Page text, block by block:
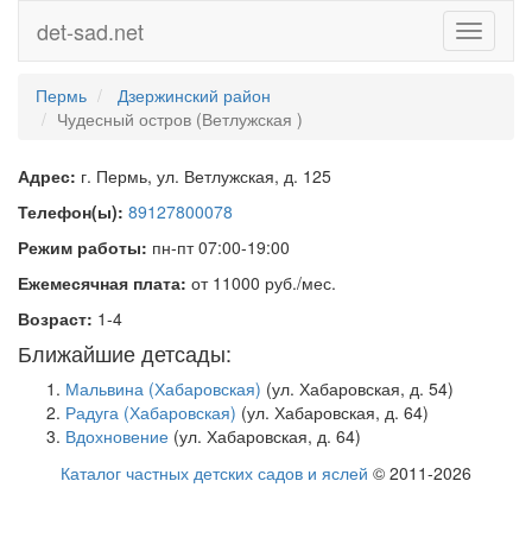
Toggle
det-sad.net
Пермь
Дзержинский район
Чудесный остров (Ветлужская )
Адрес: г. Пермь, ул. Ветлужская, д. 125
Телефон(ы): 89127800078
Режим работы: пн-пт 07:00-19:00
Ежемесячная плата: от 11000 руб./мес.
Возраст: 1-4
Ближайшие детсады:
Мальвина (Хабаровская) (ул. Хабаровская, д. 54)
Радуга (Хабаровская) (ул. Хабаровская, д. 64)
Вдохновение (ул. Хабаровская, д. 64)
Каталог частных детских садов и яслей © 2011-2026